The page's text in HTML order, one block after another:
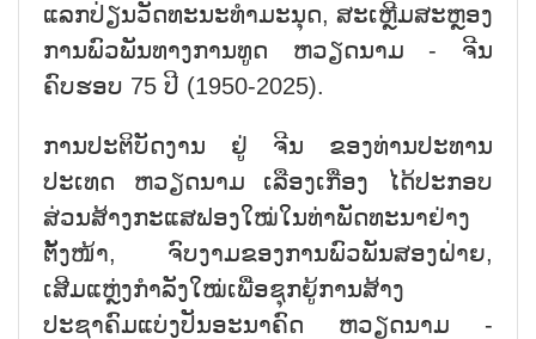
ແລກປ່ຽນວັດທະນະທຳມະນຸດ, ສະເຫຼີມສະຫຼອງ
ການພົວພັນທາງການທູດ ຫວຽດນາມ - ຈີນ
ຄົບຮອບ 75 ປີ (1950-2025).
ການປະຕິບັດງານ ຢູ່ ຈີນ ຂອງທ່ານປະທານ
ປະເທດ ຫວຽດນາມ ເລືອງເກື່ອງ ໄດ້ປະກອບ
ສ່ວນສ້າງກະແສຟອງໃໝ່ໃນທ່າພັດທະນາຢ່າງ
ຕັ້ງໜ້າ, ຈົບງາມຂອງການພົວພັນສອງຝ່າຍ,
ເສີມແຫຼ່ງກຳລັງໃໝ່ເພື່ອຊຸກຍູ້ການສ້າງ
ປະຊາຄົມແບ່ງປັນອະນາຄົດ ຫວຽດນາມ -